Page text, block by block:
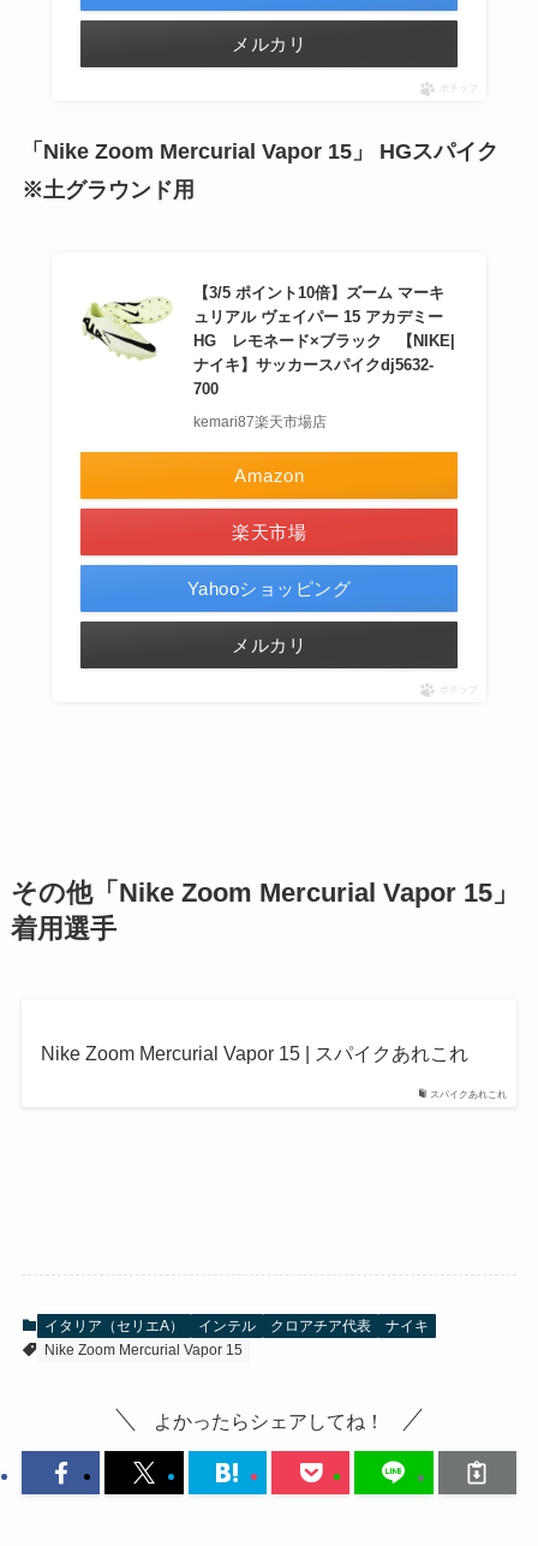
メルカリ
ポチップ
「Nike Zoom Mercurial Vapor 15」 HGスパイク
※土グラウンド用
【3/5 ポイント10倍】ズーム マーキ
ュリアル ヴェイパー 15 アカデミー
HG レモネード×ブラック 【NIKE|
ナイキ】サッカースパイクdj5632-
700
kemari87楽天市場店
Amazon
楽天市場
Yahooショッピング
メルカリ
ポチップ
その他「 Nike Zoom Mercurial Vapor 15」
着用選手
スパイクあれこれ
Nike Zoom Mercurial Vapor 15 | スパイクあれこれ
イタリア（セリエA） インテル クロアチア代表
ナイキ
Nike Zoom Mercurial Vapor 15
よかったらシェアしてね！